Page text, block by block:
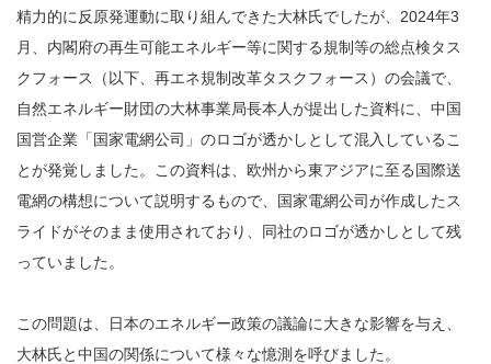
精力的に反原発運動に取り組んできた大林氏でしたが、2024年3
月、内閣府の再生可能エネルギー等に関する規制等の総点検タス
クフォース（以下、再エネ規制改革タスクフォース）の会議で、
自然エネルギー財団の大林事業局長本人が提出した資料に、中国
国営企業「国家電網公司」のロゴが透かしとして混入しているこ
とが発覚しました。この資料は、欧州から東アジアに至る国際送
電網の構想について説明するもので、国家電網公司が作成したス
ライドがそのまま使用されており、同社のロゴが透かしとして残
っていました。
この問題は、日本のエネルギー政策の議論に大きな影響を与え、
大林氏と中国の関係について様々な憶測を呼びました。